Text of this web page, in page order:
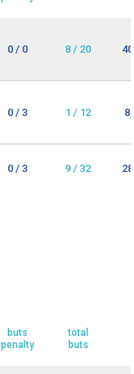
0 / 0 8 / 20
0 / 3 1 / 12
0 / 3 9 / 32
buts
penalty
total
buts